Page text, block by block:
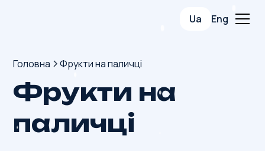
Ua Eng
Головна Фрукти на паличці
Фрукти на
паличці